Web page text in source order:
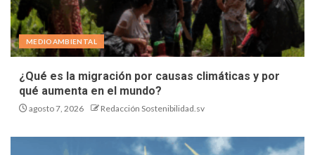
MEDIOAMBIENTAL
¿Qué es la migración por causas climáticas y por
qué aumenta en el mundo?
agosto 7, 2026 Redacción Sostenibilidad.sv